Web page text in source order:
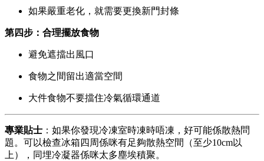
如果嚴重老化，就需要更換新門封條
第四步：合理擺放食物
避免遮擋出風口
食物之間留出適當空間
大件食物不要擋住冷氣循環通道
專業貼士 ：如果你發現冷凍室時凍時唔凍，好可能係散熱問
題。可以檢查冰箱四周係咪有足夠散熱空間（至少10cm以
上），同埋冷凝器係咪太多塵埃積聚。